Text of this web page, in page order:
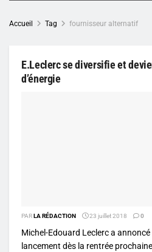
Accueil Tag fournisseur alternatif
E.Leclerc se diversifie et
d’énergie
PARLA RÉDACTION 23 juillet 2018 0
Michel-Edouard Leclerc a
lancement dès la rentrée